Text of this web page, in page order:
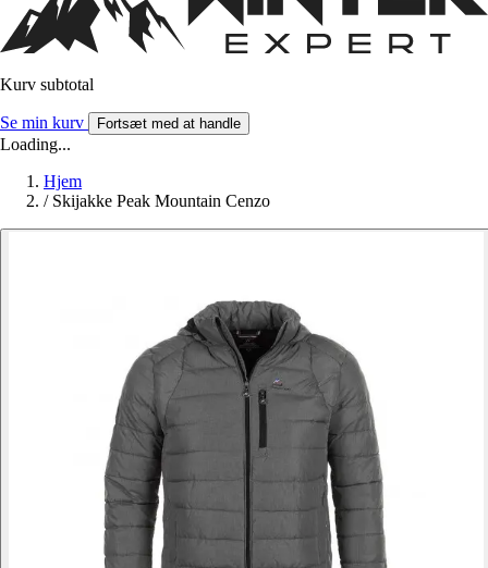
Kurv subtotal
Se min kurv Fortsæt med at handle
Loading...
Hjem
/ Skijakke Peak Mountain Cenzo